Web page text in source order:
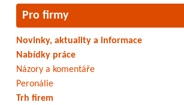
Pro firmy
Novinky, aktuality a informace
Nabídky práce
Názory a komentáře
Peronálie
Trh firem